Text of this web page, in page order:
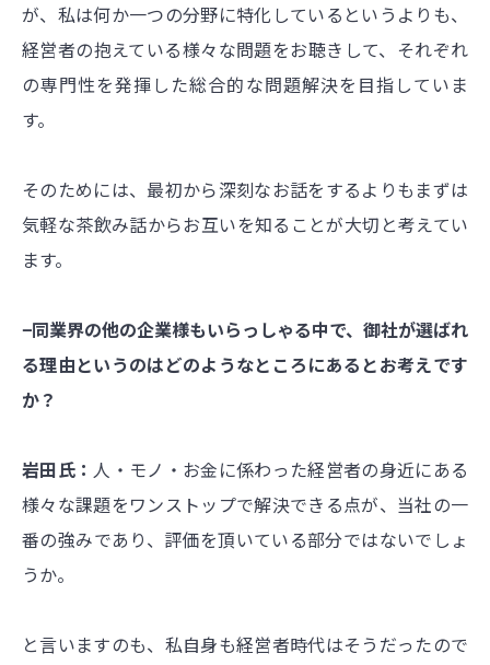
が、私は何か一つの分野に特化しているというよりも、
経営者の抱えている様々な問題をお聴きして、それぞれ
の専門性を発揮した総合的な問題解決を目指していま
す。
そのためには、最初から深刻なお話をするよりもまずは
気軽な茶飲み話からお互いを知ることが大切と考えてい
ます。
−同業界の他の企業様もいらっしゃる中で、御社が選ばれ
る理由というのはどのようなところにあるとお考えです
か？
岩田氏： 人・モノ・お金に係わった経営者の身近にある
様々な課題をワンストップで解決できる点が、当社の一
番の強みであり、評価を頂いている部分ではないでしょ
うか。
と言いますのも、私自身も経営者時代はそうだったので